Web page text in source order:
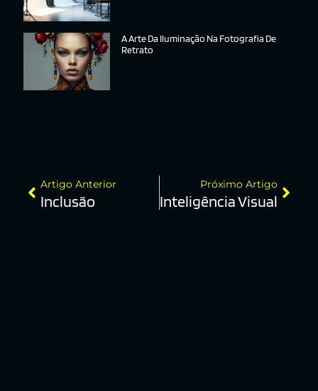
A Arte Da Iluminação Na Fotografia De
Retrato
Artigo Anterior
Inclusão
Próximo Artigo
Inteligência Visual